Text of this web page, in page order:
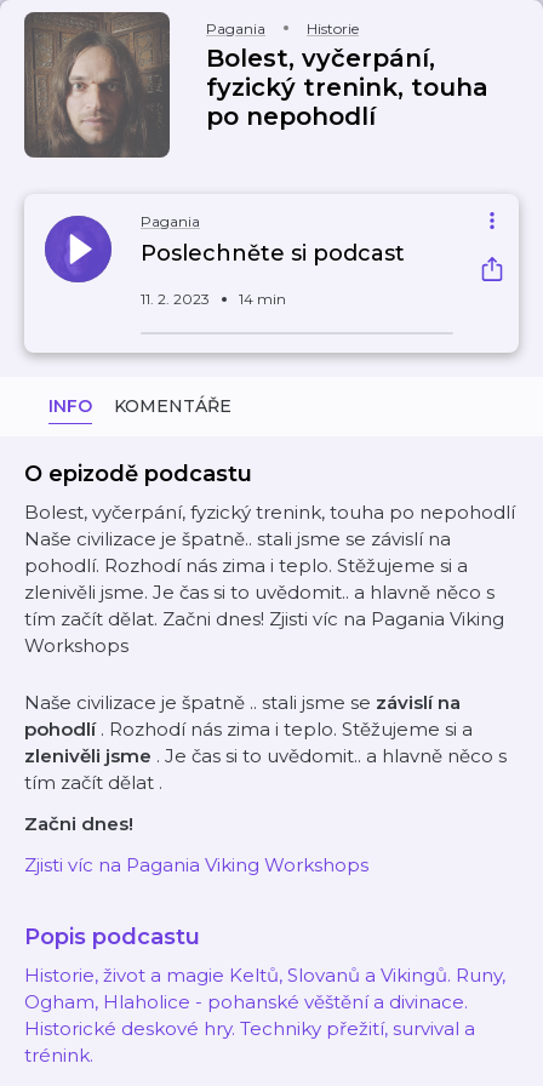
Pagania Historie
Bolest, vyčerpání,
fyzický trenink, touha
po nepohodlí
Pagania
Poslechněte si podcast
11. 2. 2023 14 min
INFO KOMENTÁŘE
O epizodě podcastu
Bolest, vyčerpání, fyzický trenink, touha po nepohodlí
Naše civilizace je špatně.. stali jsme se závislí na
pohodlí. Rozhodí nás zima i teplo. Stěžujeme si a
zlenivěli jsme. Je čas si to uvědomit.. a hlavně něco s
tím začít dělat. Začni dnes! Zjisti víc na Pagania Viking
Workshops
Naše civilizace je špatně .. stali jsme se závislí na
pohodlí . Rozhodí nás zima i teplo. Stěžujeme si a
zlenivěli jsme . Je čas si to uvědomit.. a hlavně něco s
tím začít dělat .
Začni dnes!
Zjisti víc na Pagania Viking Workshops
Popis podcastu
Historie, život a magie Keltů, Slovanů a Vikingů. Runy,
Ogham, Hlaholice - pohanské věštění a divinace.
Historické deskové hry. Techniky přežití, survival a
trénink.